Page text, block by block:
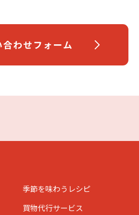
季節を味わうレシピ
買物代行サービス